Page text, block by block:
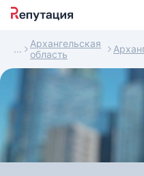
Архангельская
область